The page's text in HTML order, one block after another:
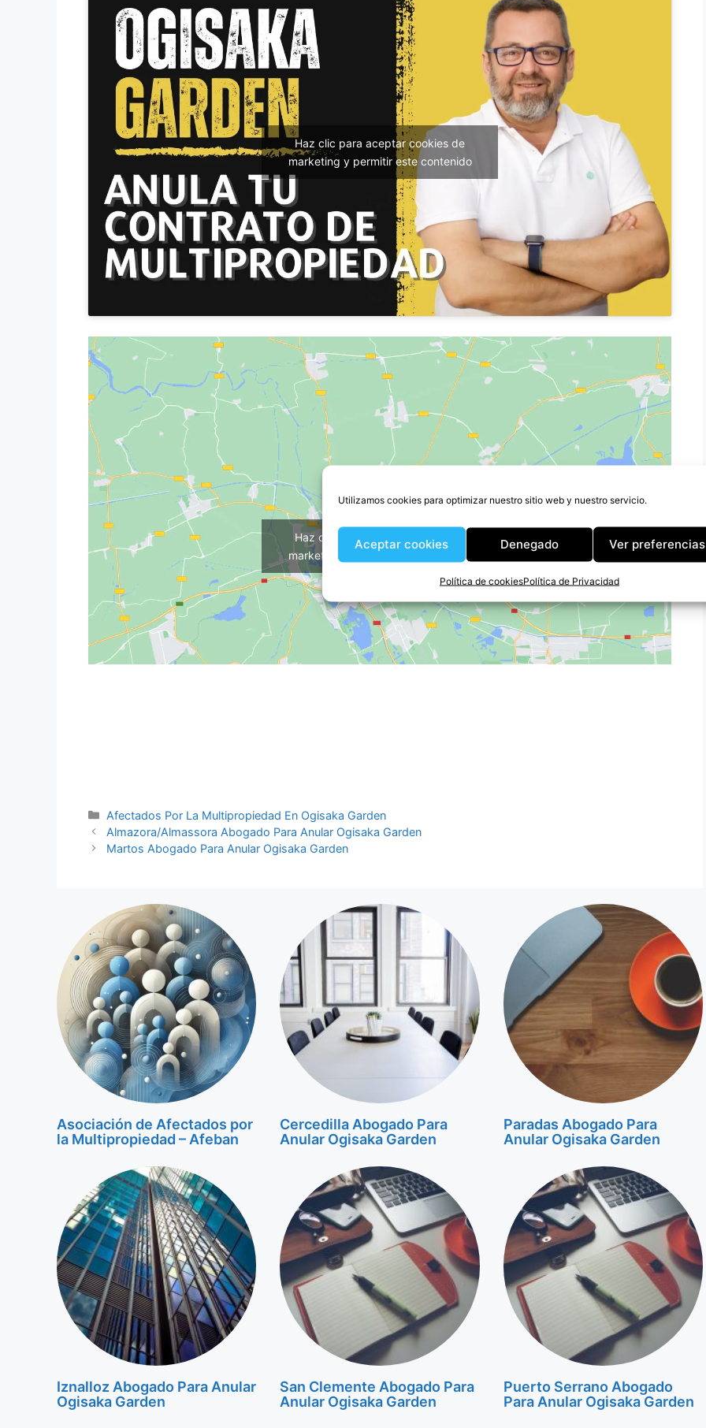
Utilizamos cookies para optimizar nuestro sitio web y nuestro servicio.
Aceptar cookies Denegado Ver preferencias
Política de cookiesPolítica de Privacidad
Haz clic para aceptar cookies de
marketing y permitir este contenido
Haz clic para aceptar cookies de
marketing y permitir este contenido
Categorías
Afectados Por La Multipropiedad En Ogisaka Garden
Almazora/Almassora Abogado Para Anular Ogisaka Garden
Martos Abogado Para Anular Ogisaka Garden
Asociación de Afectados por
la Multipropiedad – Afeban
Cercedilla Abogado Para
Anular Ogisaka Garden
Paradas Abogado Para
Anular Ogisaka Garden
Iznalloz Abogado Para Anular
Ogisaka Garden
San Clemente Abogado Para
Anular Ogisaka Garden
Puerto Serrano Abogado
Para Anular Ogisaka Garden